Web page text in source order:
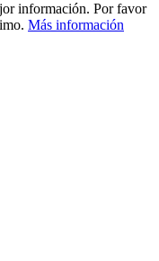
información. Por favor
Más información